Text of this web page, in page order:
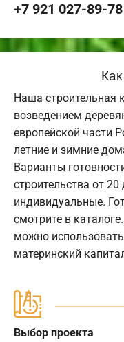
+7 921 027-89-78
Наша строительная
возведением
европейской части
летние и зимние
Варианты
строительства от
индивидуальные.
смотрите в
можно
материнский
Выбор проекта